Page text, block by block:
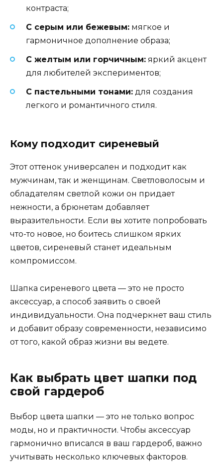
контраста;
С серым или бежевым: мягкое и
гармоничное дополнение образа;
С желтым или горчичным: яркий акцент
для любителей экспериментов;
С пастельными тонами: для создания
легкого и романтичного стиля.
Кому подходит сиреневый
Этот оттенок универсален и подходит как
мужчинам, так и женщинам. Светловолосым и
обладателям светлой кожи он придает
нежности, а брюнетам добавляет
выразительности. Если вы хотите попробовать
что-то новое, но боитесь слишком ярких
цветов, сиреневый станет идеальным
компромиссом.
Шапка сиреневого цвета — это не просто
аксессуар, а способ заявить о своей
индивидуальности. Она подчеркнет ваш стиль
и добавит образу современности, независимо
от того, какой образ жизни вы ведете.
Как выбрать цвет шапки под
свой гардероб
Выбор цвета шапки — это не только вопрос
моды, но и практичности. Чтобы аксессуар
гармонично вписался в ваш гардероб, важно
учитывать несколько ключевых факторов.